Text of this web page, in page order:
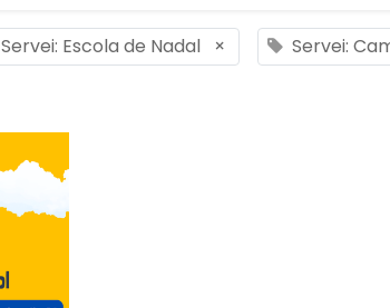
Servei: Escola de Nadal × Servei: